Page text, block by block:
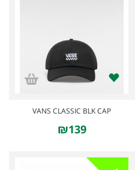
VANS CLASSIC BLK CAP
₪139